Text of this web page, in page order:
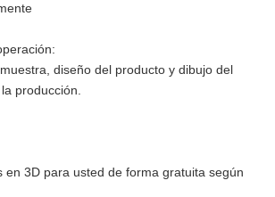
diseño del producto y dibujo del
producción.
en 3D para usted de forma gratuita según